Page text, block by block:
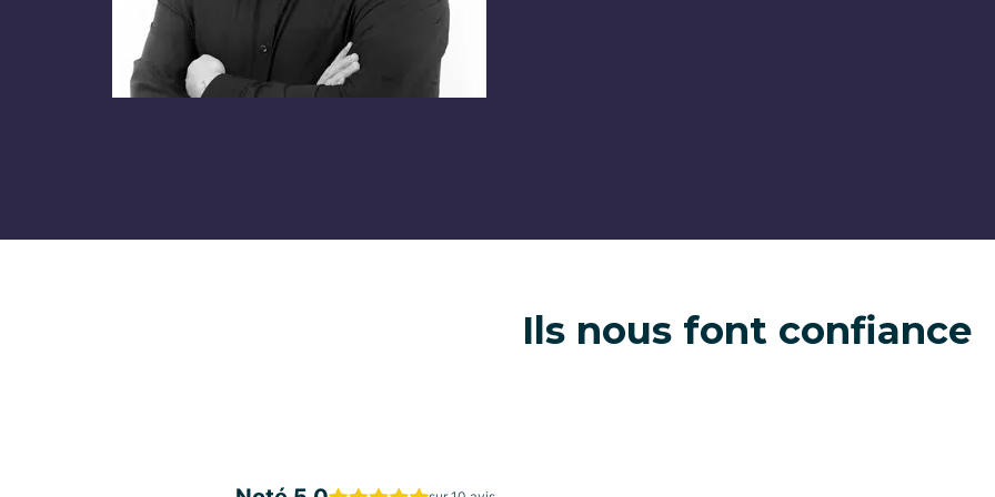
Ils nous font confiance